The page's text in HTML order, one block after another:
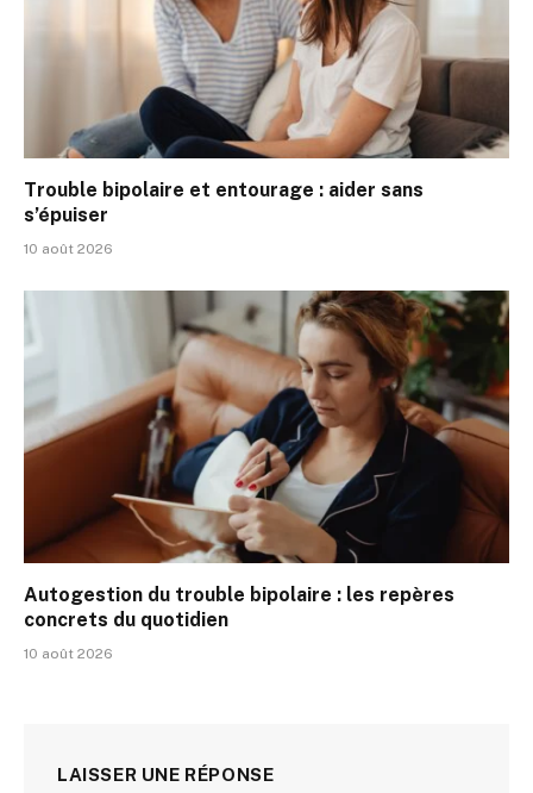
Trouble bipolaire et entourage : aider sans
s’épuiser
10 août 2026
Autogestion du trouble bipolaire : les repères
concrets du quotidien
10 août 2026
LAISSER UNE RÉPONSE